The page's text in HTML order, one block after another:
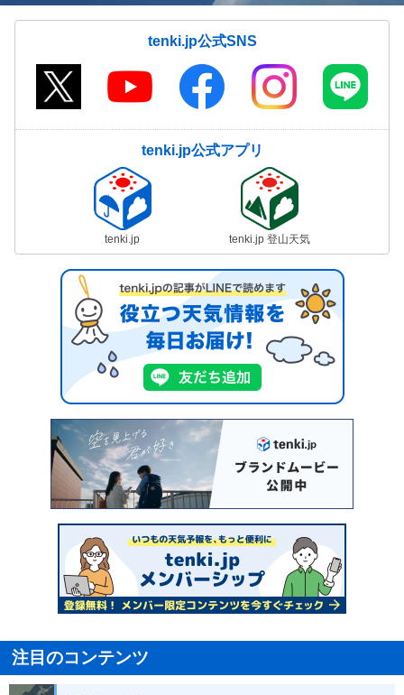
tenki.jp公式SNS
tenki.jp公式アプリ
tenki.jp tenki.jp 登山天気
注目のコンテンツ